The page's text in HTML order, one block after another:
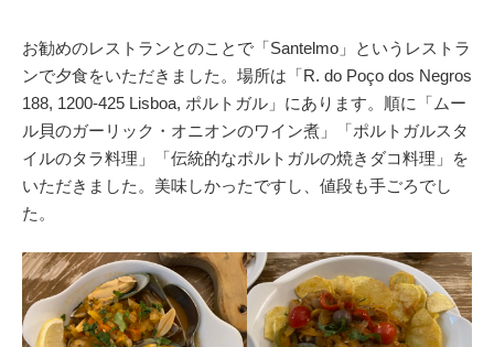
お勧めのレストランとのことで「Santelmo」というレストラ
ンで夕食をいただきました。場所は「R. do Poço dos Negros
188, 1200-425 Lisboa, ポルトガル」にあります。順に「ムー
ル貝のガーリック・オニオンのワイン煮」「ポルトガルスタ
イルのタラ料理」「伝統的なポルトガルの焼きダコ料理」を
いただきました。美味しかったですし、値段も手ごろでし
た。